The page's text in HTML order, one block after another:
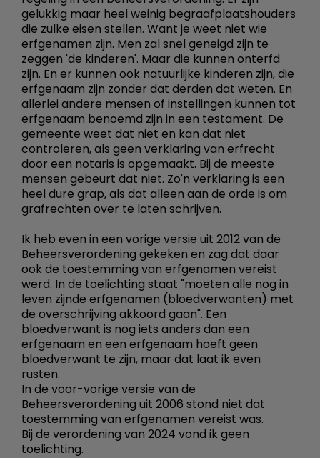
gelukkig maar heel weinig begraafplaatshouders
die zulke eisen stellen. Want je weet niet wie
erfgenamen zijn. Men zal snel geneigd zijn te
zeggen 'de kinderen'. Maar die kunnen onterfd
zijn. En er kunnen ook natuurlijke kinderen zijn, die
erfgenaam zijn zonder dat derden dat weten. En
allerlei andere mensen of instellingen kunnen tot
erfgenaam benoemd zijn in een testament. De
gemeente weet dat niet en kan dat niet
controleren, als geen verklaring van erfrecht
door een notaris is opgemaakt. Bij de meeste
mensen gebeurt dat niet. Zo'n verklaring is een
heel dure grap, als dat alleen aan de orde is om
grafrechten over te laten schrijven.
Ik heb even in een vorige versie uit 2012 van de
Beheersverordening gekeken en zag dat daar
ook de toestemming van erfgenamen vereist
werd. In de toelichting staat "moeten alle nog in
leven zijnde erfgenamen (bloedverwanten) met
de overschrijving akkoord gaan". Een
bloedverwant is nog iets anders dan een
erfgenaam en een erfgenaam hoeft geen
bloedverwant te zijn, maar dat laat ik even
rusten.
In de voor-vorige versie van de
Beheersverordening uit 2006 stond niet dat
toestemming van erfgenamen vereist was.
Bij de verordening van 2024 vond ik geen
toelichting.